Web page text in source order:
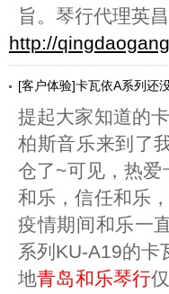
旨。琴行代理英
http://
[客户体验]卡瓦依A系列还
提起大家知道的
柏斯音乐来到了
仓了~可见，热
和乐，信任和乐
疫情期间和乐一
系列KU-A19的卡
地青岛和乐琴行